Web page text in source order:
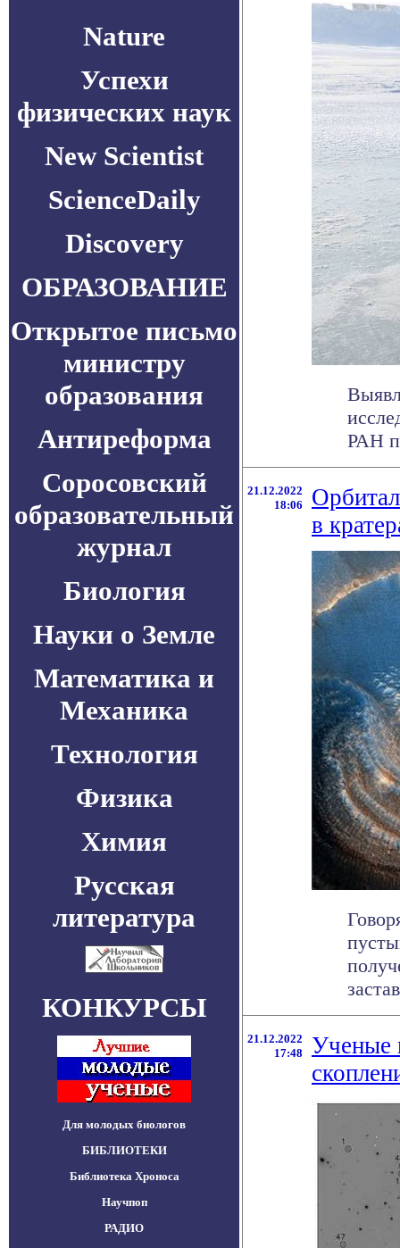
Nature
Успехи
физических наук
New Scientist
ScienceDaily
Discovery
ОБРАЗОВАНИЕ
Открытое письмо
министру
образования
Антиреформа
Соросовский
образовательный
журнал
Биология
Науки о Земле
Математика и
Механика
Технология
Физика
Химия
Русская
литература
КОНКУРСЫ
Для молодых биологов
БИБЛИОТЕКИ
Библиотека Хроноса
Научпоп
РАДИО
РАН
21.12.2022
18:06
в
21.12.2022
17:48
Ученые